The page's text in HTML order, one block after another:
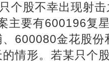
个股不幸出现射
主要有600196复
600080金花股
情形。若某只个